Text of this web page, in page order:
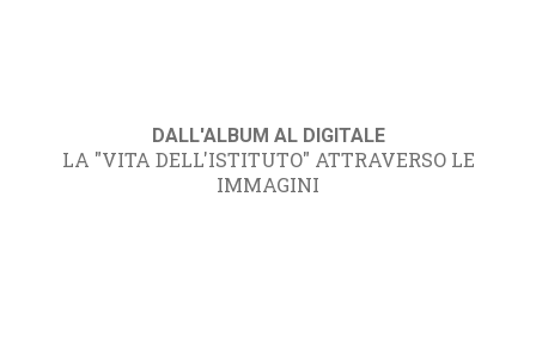
DALL'ALBUM AL DIGITALE
LA "VITA DELL'ISTITUTO" ATTRAVERSO LE
IMMAGINI